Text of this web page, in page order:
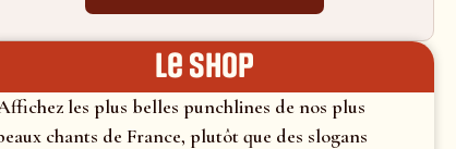
le shop
les plus belles punchlines de nos plus
chants de France, plutôt que des slogans